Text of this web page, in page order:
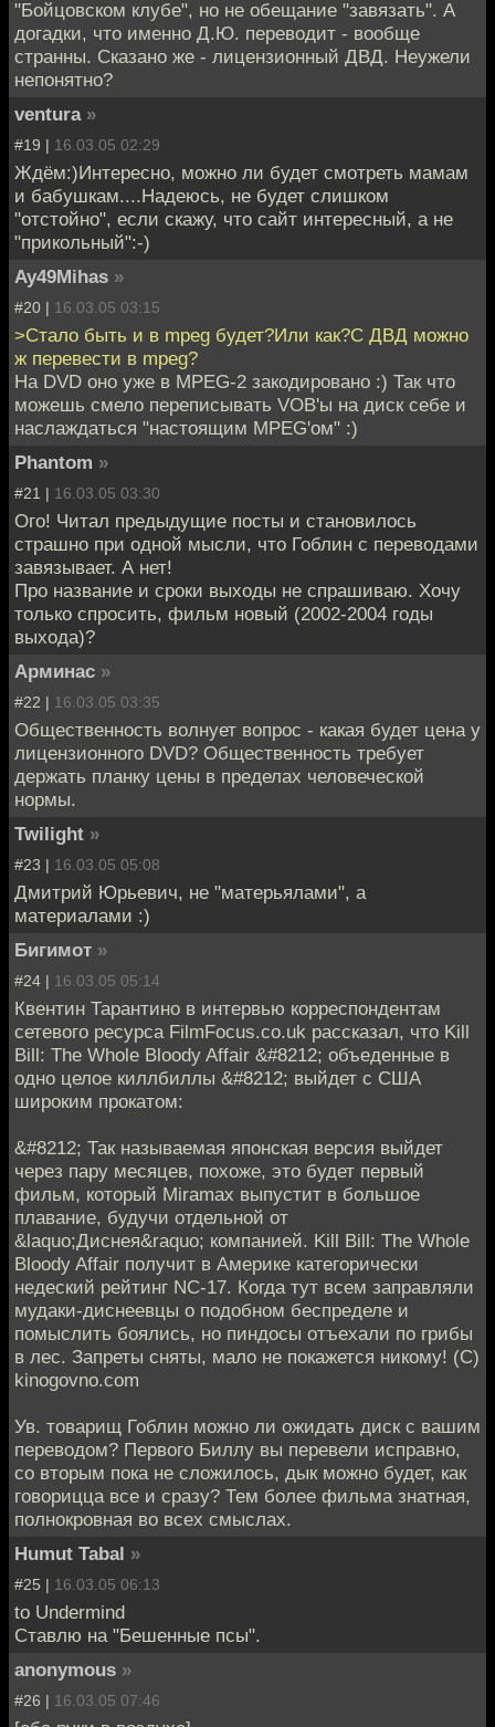
"Бойцовском клубе", но не обещание "завязать". А
догадки, что именно Д.Ю. переводит - вообще
странны. Сказано же - лицензионный ДВД. Неужели
непонятно?
ventura »
#19 | 16.03.05 02:29
Ждём:)Интересно, можно ли будет смотреть мамам
и бабушкам....Надеюсь, не будет слишком
"отстойно", если скажу, что сайт интересный, а не
"прикольный":-)
Ay49Mihas »
#20 | 16.03.05 03:15
>Стало быть и в mpeg будет?Или как?С ДВД можно
ж перевести в mpeg?
На DVD оно уже в MPEG-2 закодировано :) Так что
можешь смело переписывать VOB'ы на диск себе и
наслаждаться "настоящим MPEG'ом" :)
Phantom »
#21 | 16.03.05 03:30
Ого! Читал предыдущие посты и становилось
страшно при одной мысли, что Гоблин с переводами
завязывает. А нет!
Про название и сроки выходы не спрашиваю. Хочу
только спросить, фильм новый (2002-2004 годы
выхода)?
Арминас »
#22 | 16.03.05 03:35
Общественность волнует вопрос - какая будет цена у
лицензионного DVD? Общественность требует
держать планку цены в пределах человеческой
нормы.
Twilight »
#23 | 16.03.05 05:08
Дмитрий Юрьевич, не "матерьялами", а
материалами :)
Бигимот »
#24 | 16.03.05 05:14
Квентин Тарантино в интервью корреспондентам
сетевого ресурса FilmFocus.co.uk рассказал, что Kill
Bill: The Whole Bloody Affair &#8212; объеденные в
одно целое киллбиллы &#8212; выйдет с США
широким прокатом:
&#8212; Так называемая японская версия выйдет
через пару месяцев, похоже, это будет первый
фильм, который Miramax выпустит в большое
плавание, будучи отдельной от
&laquo;Диснея&raquo; компанией. Kill Bill: The Whole
Bloody Affair получит в Америке категорически
недеский рейтинг NC-17. Когда тут всем заправляли
мудаки-диснеевцы о подобном беспределе и
помыслить боялись, но пиндосы отъехали по грибы
в лес. Запреты сняты, мало не покажется никому! (С)
kinogovno.com
Ув. товарищ Гоблин можно ли ожидать диск с вашим
переводом? Первого Биллу вы перевели исправно,
со вторым пока не сложилось, дык можно будет, как
говорицца все и сразу? Тем более фильма знатная,
полнокровная во всех смыслах.
Humut Tabal »
#25 | 16.03.05 06:13
to Undermind
Ставлю на "Бешенные псы".
anonymous »
#26 | 16.03.05 07:46